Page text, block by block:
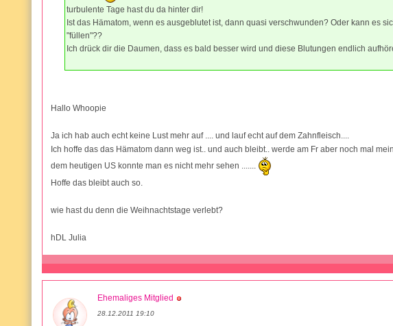
turbulente Tage hast du da hinter dir!
Ist das Hämatom, wenn es ausgeblutet ist, dann quasi verschwunden? Oder kann es
"füllen"??
Ich drück dir die Daumen, dass es bald besser wird und diese Blutungen endlich
Hallo Whoopie
Ja ich hab auch echt keine Lust mehr auf .... und lauf echt auf dem Zahnfleisch....
Ich hoffe das das Hämatom dann weg ist.. und auch bleibt.. werde am Fr aber noch mal
dem heutigen US konnte man es nicht mehr sehen .......
Hoffe das bleibt auch so.
wie hast du denn die Weihnachtstage verlebt?
hDL Julia
Ehemaliges Mitglied
28.12.2011 19:10